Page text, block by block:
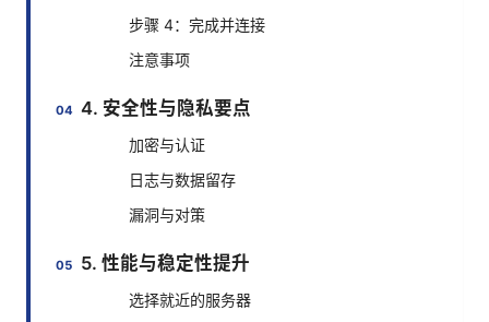
步骤 4：完成并连接
注意事项
4. 安全性与隐私要点
加密与认证
日志与数据留存
漏洞与对策
5. 性能与稳定性提升
选择就近的服务器